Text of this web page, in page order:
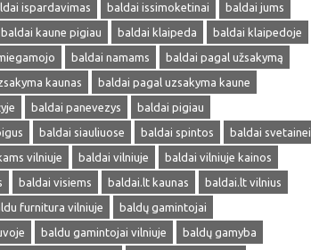
ispardavimas baldai issimoketinai
baldai jums
baldai kaune pigiau baldai klaipeda
baldai klaipedoje
baldai namams
baldai pagal užsakymą
kaunas
baldai pagal uzsakyma kaune
baldai panevezys
baldai pigiau
baldai siauliuose baldai spintos
baldai svetainei
vilniuje baldai vilniuje
baldai vilniuje kainos
baldai visiems baldai.lt kaunas
baldai.lt vilnius
furnitura vilniuje
baldų gamintojai
baldu gamintojai vilniuje
baldų gamyba